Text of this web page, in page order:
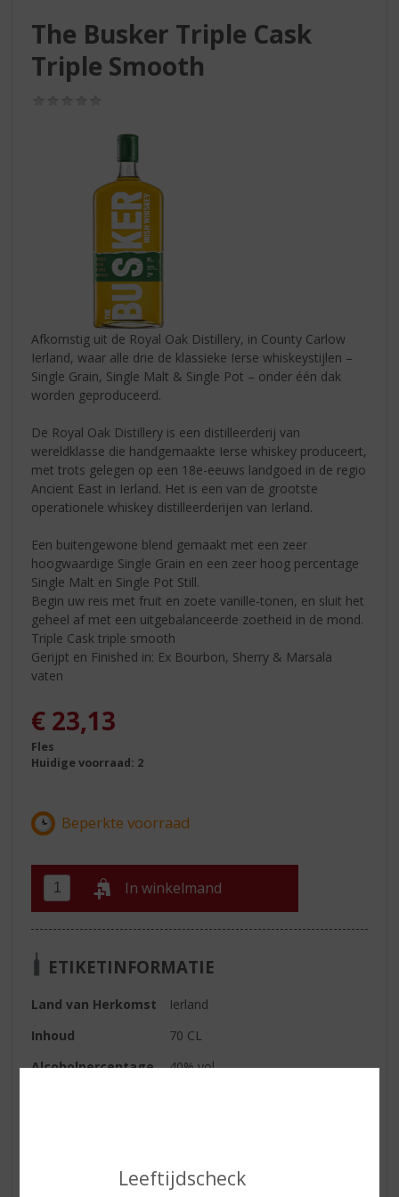
Leeftijdscheck
The Busker Triple Cask
Triple Smooth
Afkomstig uit de Royal Oak Distillery, in County Carlow
Ierland, waar alle drie de klassieke Ierse whiskeystijlen –
Single Grain, Single Malt & Single Pot – onder één dak
worden geproduceerd.
De Royal Oak Distillery is een distilleerderij van
wereldklasse die handgemaakte Ierse whiskey produceert,
met trots gelegen op een 18e-eeuws landgoed in de regio
Ancient East in Ierland. Het is een van de grootste
operationele whiskey distilleerderijen van Ierland.
Een buitengewone blend gemaakt met een zeer
hoogwaardige Single Grain en een zeer hoog percentage
Single Malt en Single Pot Still.
Begin uw reis met fruit en zoete vanille-tonen, en sluit het
geheel af met een uitgebalanceerde zoetheid in de mond.
Triple Cask triple smooth
Gerijpt en Finished in: Ex Bourbon, Sherry & Marsala
vaten
€ 23,13
Fles
Huidige voorraad: 2
In winkelmand
ETIKETINFORMATIE
Land van Herkomst
Ierland
Inhoud
70 CL
Alcoholpercentage
40% vol